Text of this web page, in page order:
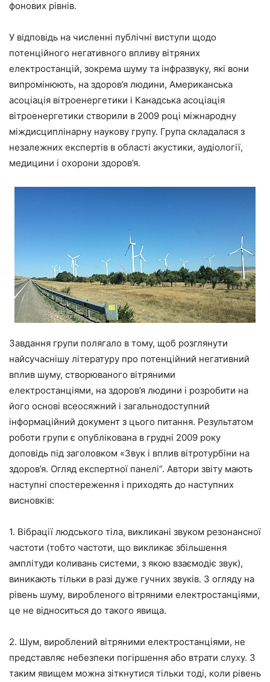
фонових рівнів.
У відповідь на численні публічні виступи щодо
потенційного негативного впливу вітряних
електростанцій, зокрема шуму та інфразвуку, які вони
випромінюють, на здоров’я людини, Американська
асоціація вітроенергетики і Канадська асоціація
вітроенергетики створили в 2009 році міжнародну
міждисциплінарну наукову групу. Група складалася з
незалежних експертів в області акустики, аудіології,
медицини і охорони здоров’я.
Завдання групи полягало в тому, щоб розглянути
найсучаснішу літературу про потенційний негативний
вплив шуму, створюваного вітряними
електростанціями, на здоров’я людини і розробити на
його основі всеосяжний і загальнодоступний
інформаційний документ з цього питання. Результатом
роботи групи є опублікована в грудні 2009 року
доповідь під заголовком «Звук і вплив вітротурбіни на
здоров’я. Огляд експертної панелі”. Автори звіту мають
наступні спостереження і приходять до наступних
висновків:
1. Вібрації людського тіла, викликані звуком резонансної
частоти (тобто частоти, що викликає збільшення
амплітуди коливань системи, з якою взаємодіє звук),
виникають тільки в разі дуже гучних звуків. З огляду на
рівень шуму, виробленого вітряними електростанціями,
це не відноситься до такого явища.
2. Шум, вироблений вітряними електростанціями, не
представляє небезпеки погіршення або втрати слуху. З
таким явищем можна зіткнутися тільки тоді, коли рівень